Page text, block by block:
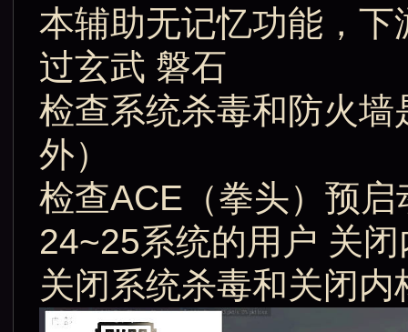
本辅助无记忆功能，下
过玄武 磐石
检查系统杀毒和防火
外）
检查ACE（拳头）预启
24~25系统的用户 关
关闭系统杀毒和关闭